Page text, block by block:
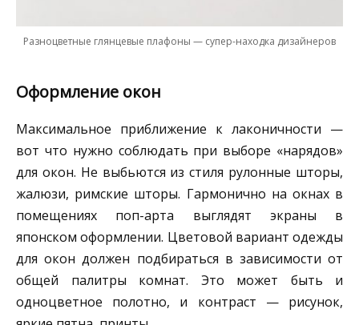
Разноцветные глянцевые плафоны — супер-находка дизайнеров
Оформление окон
Максимальное приближение к лаконичности —
вот что нужно соблюдать при выборе «нарядов»
для окон. Не выбьются из стиля рулонные шторы,
жалюзи, римские шторы. Гармонично на окнах в
помещениях поп-арта выглядят экраны в
японском оформлении. Цветовой вариант одежды
для окон должен подбираться в зависимости от
общей палитры комнат. Это может быть и
одноцветное полотно, и контраст — рисунок,